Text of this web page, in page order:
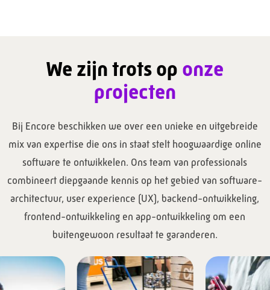
We zijn trots op onze
projecten
Bij Encore beschikken we over een unieke en uitgebreide
mix van expertise die ons in staat stelt hoogwaardige online
software te ontwikkelen. Ons team van professionals
combineert diepgaande kennis op het gebied van software-
architectuur, user experience (UX), backend-ontwikkeling,
frontend-ontwikkeling en app-ontwikkeling om een
buitengewoon resultaat te garanderen.